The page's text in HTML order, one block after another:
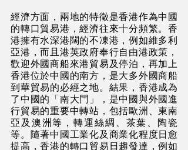
經濟方面，兩地的特徵是香港作為中國
的轉口貿易港，經濟往來十分頻繁。香
港擁有水深港闊的不凍港，例如維多利
亞港，而且港英政府奉行自由港政策，
歡迎外國商船來港貿易及停泊，再加上
香港位於中國的南方，是大多外國商船
到華貿易的必經之地。結果，香港成為
了中國的「南大門」，是中國與外國進
行貿易的重要中轉站，包括歐洲、東南
亞及澳洲等，轉運絲綢、茶葉、陶瓷
等。隨著中國工業化及商業化程度日愈
提高，香港的轉口貿易日趨發達，例如